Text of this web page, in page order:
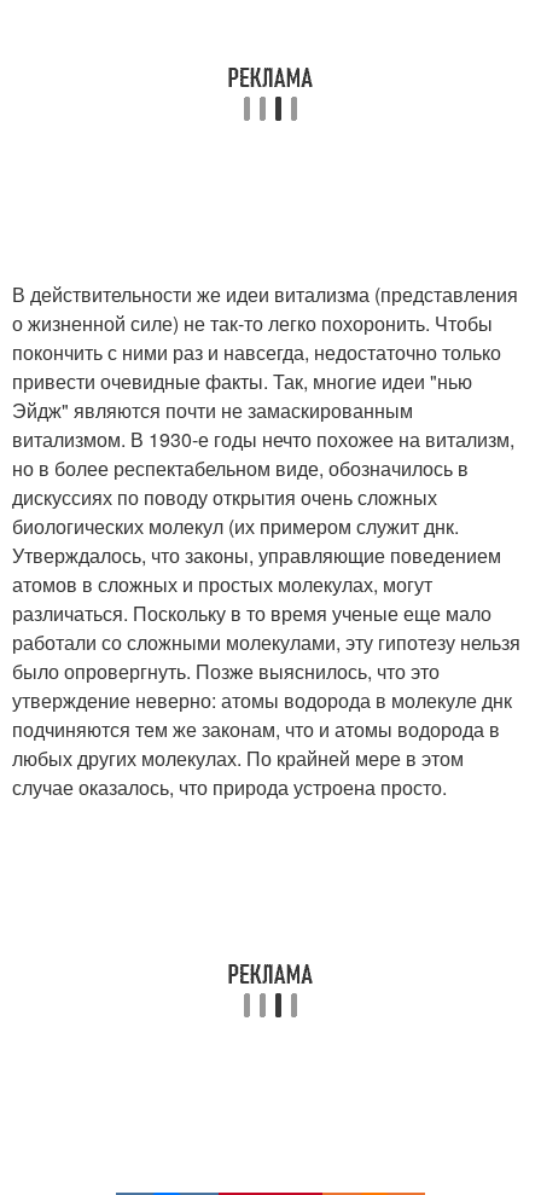
В действительности же идеи витализма (представления
о жизненной силе) не так-то легко похоронить. Чтобы
покончить с ними раз и навсегда, недостаточно только
привести очевидные факты. Так, многие идеи "нью
Эйдж" являются почти не замаскированным
витализмом. В 1930-е годы нечто похожее на витализм,
но в более респектабельном виде, обозначилось в
дискуссиях по поводу открытия очень сложных
биологических молекул (их примером служит днк.
Утверждалось, что законы, управляющие поведением
атомов в сложных и простых молекулах, могут
различаться. Поскольку в то время ученые еще мало
работали со сложными молекулами, эту гипотезу нельзя
было опровергнуть. Позже выяснилось, что это
утверждение неверно: атомы водорода в молекуле днк
подчиняются тем же законам, что и атомы водорода в
любых других молекулах. По крайней мере в этом
случае оказалось, что природа устроена просто.